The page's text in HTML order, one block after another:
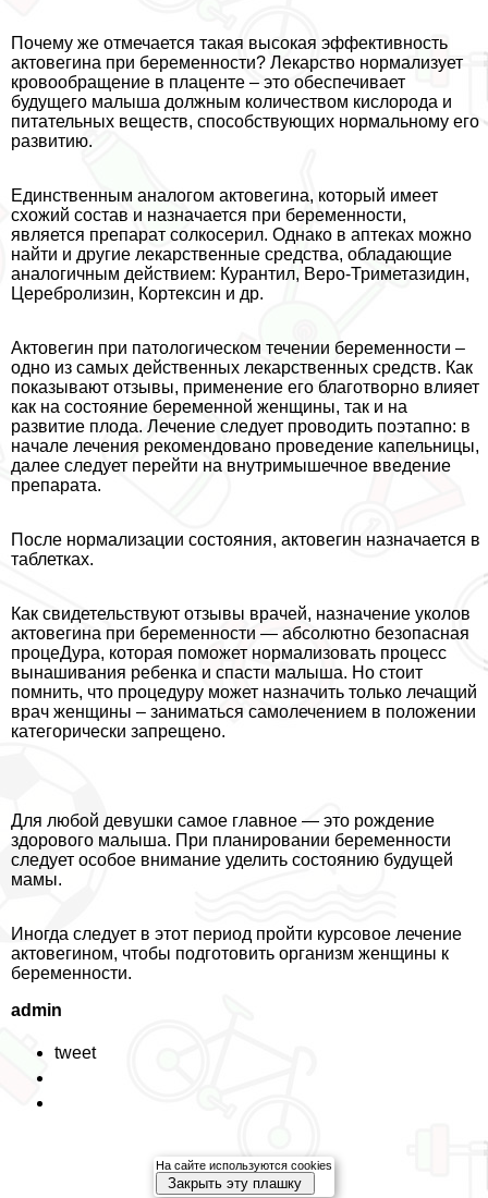
Почему же отмечается такая высокая эффективность
актовегина при беременности? Лекарство нормализует
кровообращение в плаценте – это обеспечивает
будущего малыша должным количеством кислорода и
питательных веществ, способствующих нормальному его
развитию.
Единственным аналогом актовегина, который имеет
схожий состав и назначается при беременности,
является препарат солкосерил. Однако в аптеках можно
найти и другие лекарственные средства, обладающие
аналогичным действием: Курантил, Веро-Триметазидин,
Церебролизин, Кортексин и др.
Актовегин при патологическом течении беременности –
одно из самых действенных лекарственных средств. Как
показывают отзывы, применение его благотворно влияет
как на состояние беременной женщины, так и на
развитие плода. Лечение следует проводить поэтапно: в
начале лечения рекомендовано проведение капельницы,
далее следует перейти на внутримышечное введение
препарата.
После нормализации состояния, актовегин назначается в
таблетках.
Как свидетельствуют отзывы врачей, назначение уколов
актовегина при беременности — абсолютно безопасная
процеДypa, которая поможет нормализовать процесс
вынашивания ребенка и спасти малыша. Но стоит
помнить, что процедуру может назначить только лечащий
врач женщины – заниматься самолечением в положении
категорически запрещено.
Для любой дeвyшки самое главное — это рождение
здорового малыша. При планировании беременности
следует особое внимание уделить состоянию будущей
мамы.
Иногда следует в этот период пройти курсовое лечение
актовегином, чтобы подготовить организм женщины к
беременности.
admin
tweet
На сайте используются cookies
Закрыть эту плашку